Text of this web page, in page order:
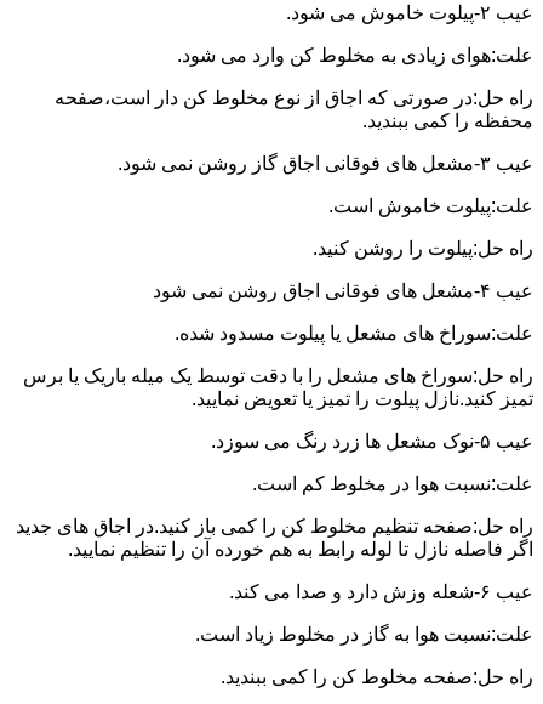
عیب ۲-پیلوت خاموش می شود.
علت:هوای زیادی به مخلوط کن وارد می شود.
راه حل:در صورتی که اجاق از نوع مخلوط کن دار است،صفحه
محفظه را کمی ببندید.
عیب ۳-مشعل های فوقانی اجاق گاز روشن نمی شود.
علت:پیلوت خاموش است.
راه حل:پیلوت را روشن کنید.
عیب ۴-مشعل های فوقانی اجاق روشن نمی شود
علت:سوراخ های مشعل یا پیلوت مسدود شده.
راه حل:سوراخ های مشعل را با دقت توسط یک میله باریک یا برس
تمیز کنید.نازل پیلوت را تمیز یا تعویض نمایید.
عیب ۵-نوک مشعل ها زرد رنگ می سوزد.
علت:نسبت هوا در مخلوط کم است.
راه حل:صفحه تنظیم مخلوط کن را کمی باز کنید.در اجاق های جدید
اگر فاصله نازل تا لوله رابط به هم خورده آن را تنظیم نمایید.
عیب ۶-شعله وزش دارد و صدا می کند.
علت:نسبت هوا به گاز در مخلوط زیاد است.
راه حل:صفحه مخلوط کن را کمی ببندید.